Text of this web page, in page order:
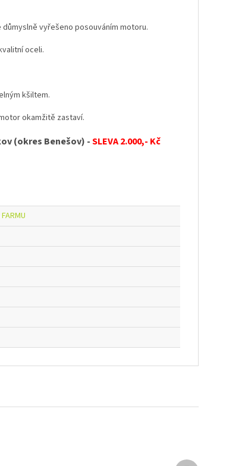
vyřešeno posouváním motoru.
oceli.
kšiltem.
okamžitě zastaví.
(okres Benešov) -SLEVA 2.000,- Kč